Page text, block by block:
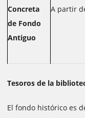
Concreta
de Fondo
Antiguo
A partir
Tesoros de la
El fondo histórico es